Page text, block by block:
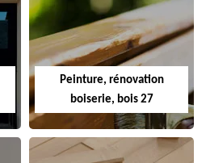
Peinture, rénovation
boiserie, bois 27